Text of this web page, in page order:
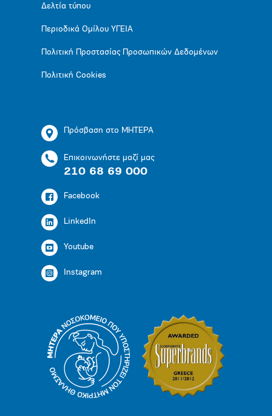
Δελτία τύπου
Περιοδικά Ομίλου ΥΓΕΙΑ
Πολιτική Προστασίας Προσωπικών Δεδομένων
Πολιτική Cookies
Πρόσβαση στο ΜΗΤΕΡΑ
Επικοινωνήστε μαζί μας
210 68 69 000
Facebook
LinkedIn
Youtube
Instagram